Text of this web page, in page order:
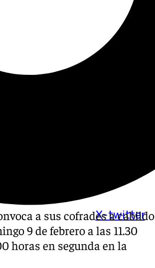
X-twitter
a sus cofrades a cabildo
9 de febrero a las 11.30
horas en segunda en la